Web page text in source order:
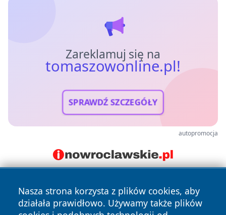
Zareklamuj się na
tomaszowonline.pl!
SPRAWDŹ SZCZEGÓŁY
autopromocja
Nasza strona korzysta z plików cookies, aby
działała prawidłowo. Używamy także plików